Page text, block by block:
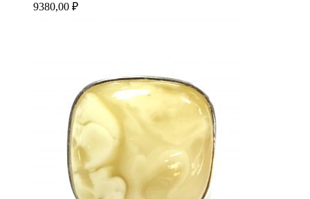
9380,00 ₽